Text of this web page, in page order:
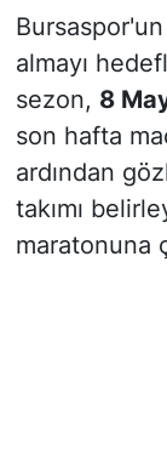
almayı
sezon, 8
son hafta
ardından
takımı
maratonuna